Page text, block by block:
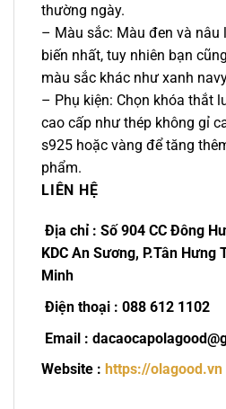
thường ngày.
– Màu sắc: Màu đen và nâu
biến nhất, tuy nhiên bạn
màu sắc khác như xanh
– Phụ kiện: Chọn khóa thắt
cao cấp như thép không gỉ
s925 hoặc vàng để tăng
phẩm.
LIÊN HỆ
Địa chỉ : Số 904 CC Đông
KDC An Sương, P.Tân Hưng
Minh
Điện thoại : 088 612 1102
Email :
Website : https://olagood.vn